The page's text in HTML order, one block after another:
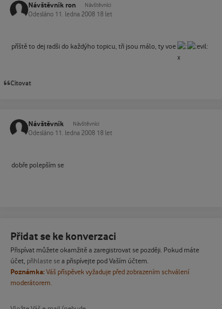
Návštěvník ron Návštěvníci
Odesláno 11. ledna 2008 18 let
příště to dej radši do každýho topicu, tři jsou málo, ty voe
Citovat
Návštěvník Návštěvníci
Odesláno 11. ledna 2008 18 let
dobře polepším se
Přidat se ke konverzaci
Přispívat můžete okamžitě a zaregistrovat se později. Pokud máte
účet, přihlaste sea přispívejte pod Vaším účtem.
Poznámka:Váš příspěvek vyžaduje před zobrazením schválení
moderátorem.